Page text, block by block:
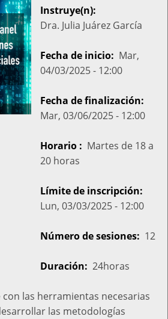
Instruye(n):
Dra. Julia Juárez García
Fecha de inicio
Mar,
04/03/2025 - 12:00
Fecha de finalización
Mar, 03/06/2025 - 12:00
Horario
Martes de 18 a
20 horas
Límite de inscripción
Lun, 03/03/2025 - 12:00
Número de sesiones 12
Duración
24horas
las herramientas necesarias
las metodologías